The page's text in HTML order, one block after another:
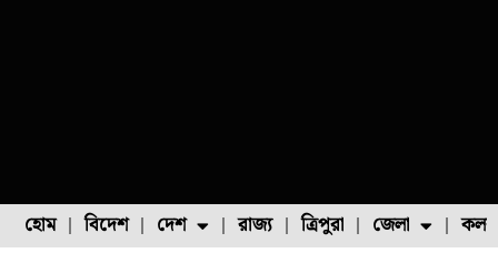
হোম বিদেশ দেশ রাজ্য ত্রিপুরা জেলা